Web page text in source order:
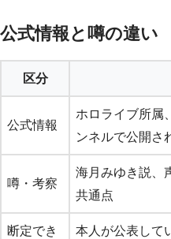
公式情報と噂の違い
区分
公式情報
ホロライブ所属
ンネルで公開さ
噂・考察
海月みゆき説、
共通点
断定でき
本人が公表して